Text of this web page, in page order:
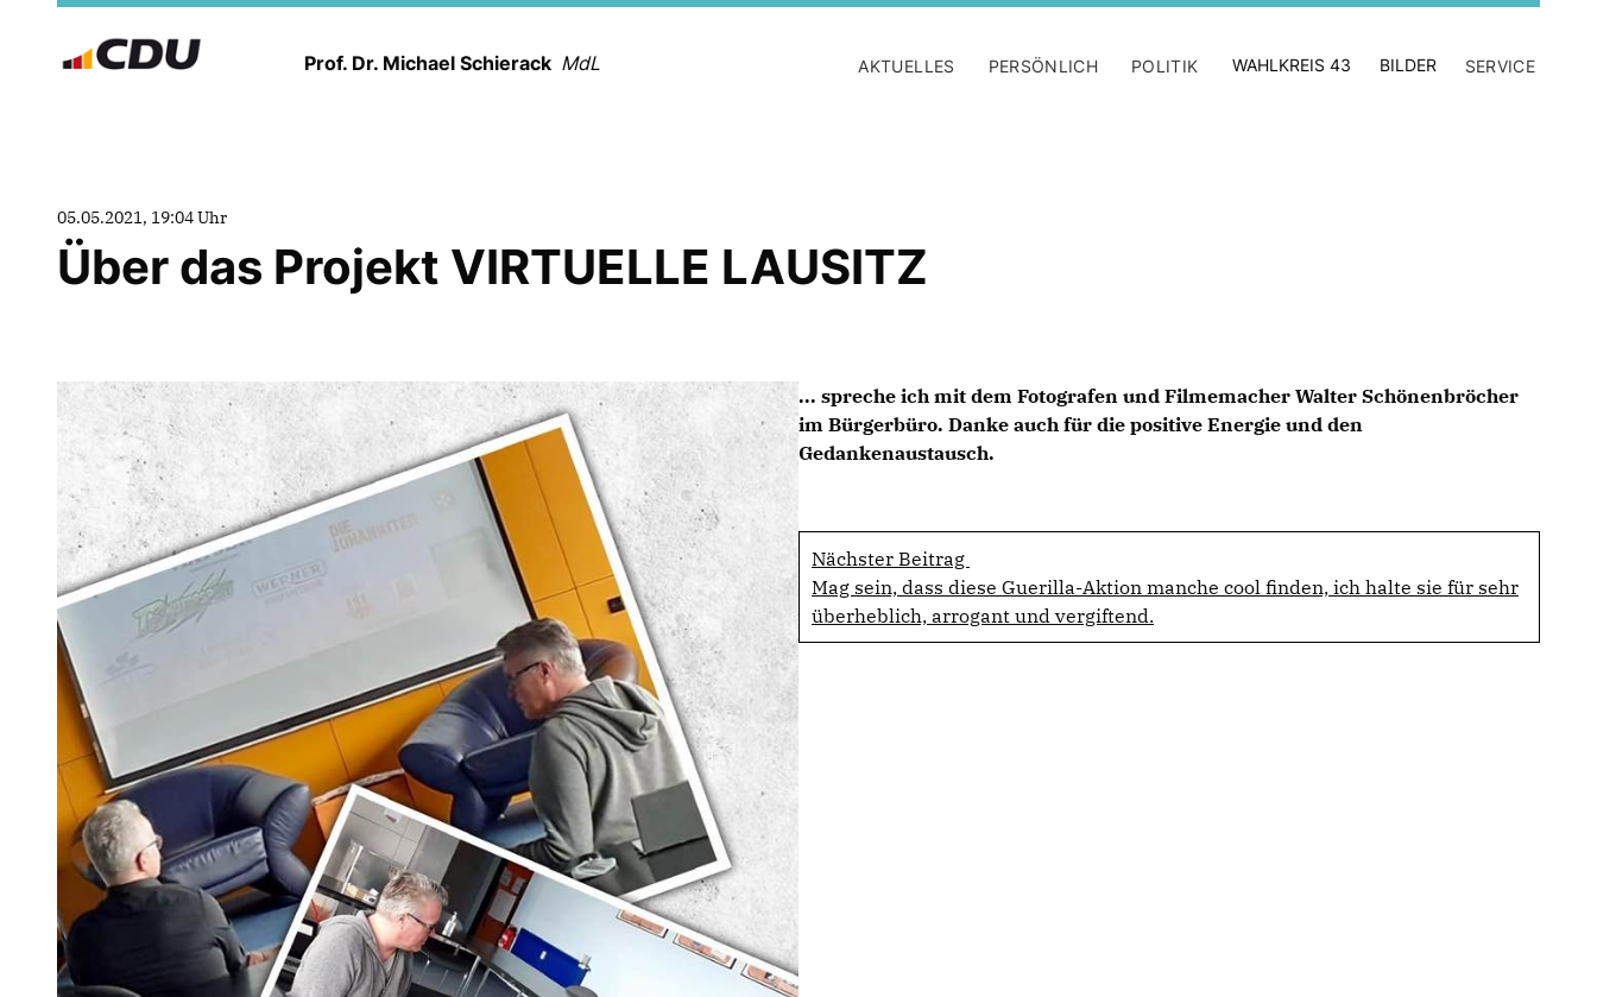
Prof. Dr. Michael Schierack MdL AKTUELLES PERSÖNLICH POLITIK WAHLKREIS 43 BILDER SERVICE
05.05.2021, 19:04 Uhr
Über das Projekt VIRTUELLE LAUSITZ
... spreche ich mit dem Fotografen und Filmemacher Walter Schönenbröcher
im Bürgerbüro. Danke auch für die positive Energie und den
Gedankenaustausch.
Nächster Beitrag
Mag sein, dass diese Guerilla-Aktion manche cool finden, ich halte sie für sehr
überheblich, arrogant und vergiftend.